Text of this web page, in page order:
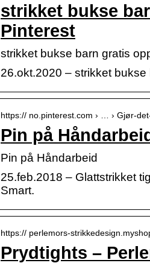
strikket bukse
Pinterest
strikket bukse barn gratis
26.okt.2020 – strikket
https:// no.pinterest.com › … › Gjør-
Pin på
Pin på Håndarbeid
25.feb.2018 – Glattstrikket
Smart.
https:// perlemors-
Prydtights –